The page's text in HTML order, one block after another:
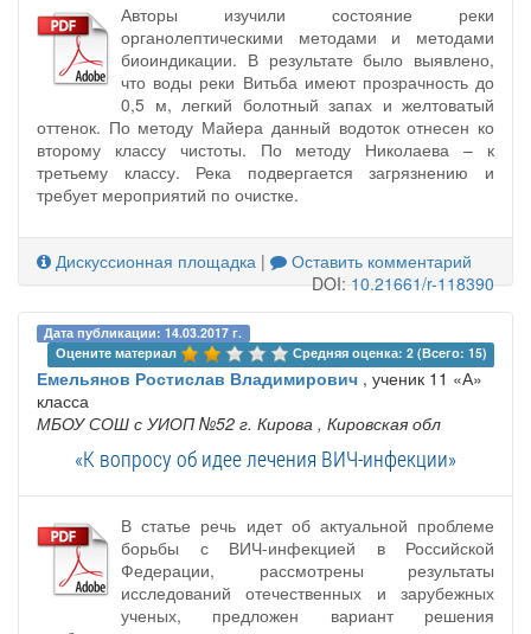
Авторы изучили состояние реки
органолептическими методами и методами
биоиндикации. В результате было выявлено,
что воды реки Витьба имеют прозрачность до
0,5 м, легкий болотный запах и желтоватый
оттенок. По методу Майера данный водоток отнесен ко
второму классу чистоты. По методу Николаева – к
третьему классу. Река подвергается загрязнению и
требует мероприятий по очистке.
Дискуссионная площадка |
Оставить комментарий
DOI:10.21661/r-118390
Дата публикации: 14.03.2017 г.
Оцените материал
Средняя оценка: 2 (Всего: 15)
Емельянов Ростислав Владимирович , ученик 11 «А»
класса
МБОУ СОШ с УИОП №52 г. Кирова , Кировская обл
«К вопросу об идее лечения ВИЧ-инфекции»
В статье речь идет об актуальной проблеме
борьбы с ВИЧ-инфекцией в Российской
Федерации, рассмотрены результаты
исследований отечественных и зарубежных
ученых, предложен вариант решения